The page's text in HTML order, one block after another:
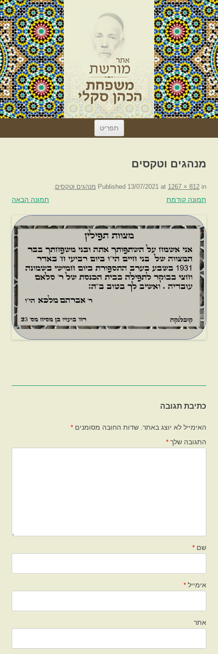
תפריט
מנהגים וטקסים
Published 13/07/2021 at 1267 × 812 in מנהגים וטקסים.
תמונה קודמת תמונה הבאה
כתיבת תגובה
האימייל לא יוצג באתר. שדות החובה מסומנים *
התגובה שלך *
שם *
אימייל *
אתר